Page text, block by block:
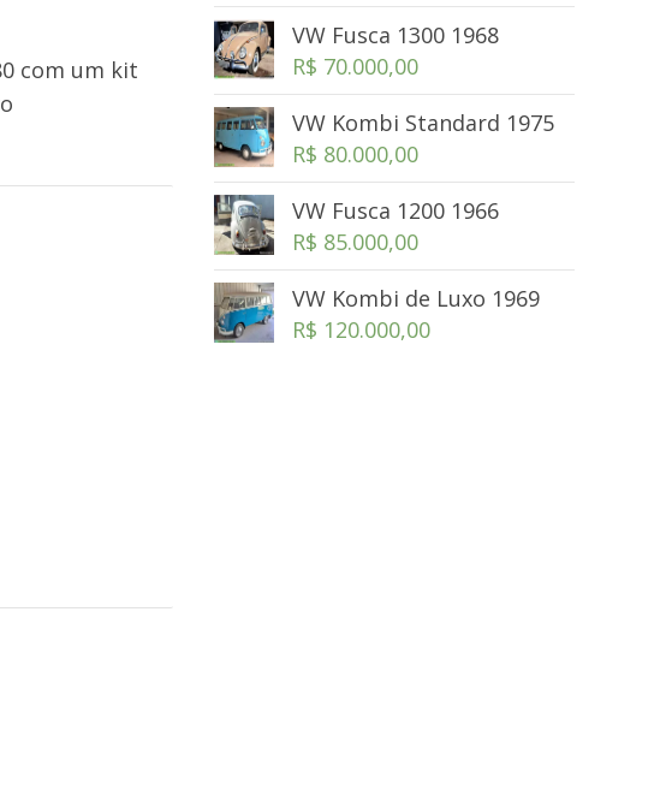
com um kit
VW Fusca 1300 1968
R$ 70.000,00
VW Kombi Standard 1975
R$ 80.000,00
VW Fusca 1200 1966
R$ 85.000,00
VW Kombi de Luxo 1969
R$ 120.000,00